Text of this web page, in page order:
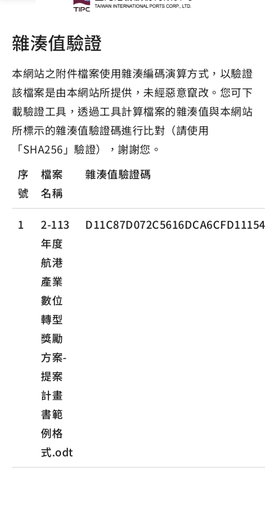
雜湊值驗證
本網站之附件檔案使用雜湊編碼演算方式，以驗證
該檔案是由本網站所提供，未經惡意竄改。您可下
載驗證工具，透過工具計算檔案的雜湊值與本網站
所標示的雜湊值驗證碼進行比對（請使用
「SHA256」驗證），謝謝您。
序
號
檔案
名稱
雜湊值驗證碼
1
2-113
年度
航港
產業
數位
轉型
獎勵
方案-
提案
計畫
書範
例格
式.odt